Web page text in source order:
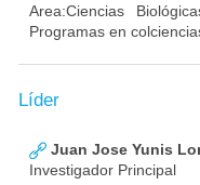
Area:Ciencias
Programas en
Líder
Juan Jose Yunis
Investigador Principal